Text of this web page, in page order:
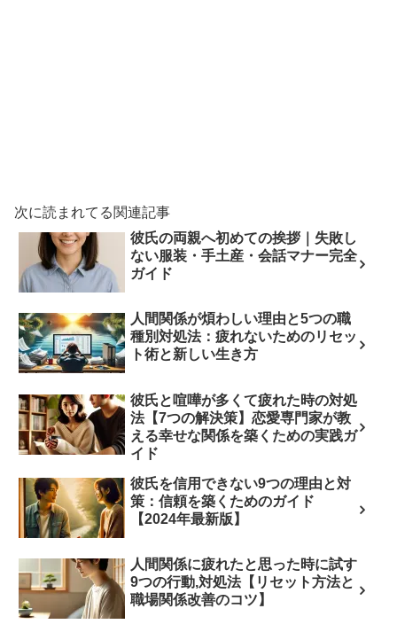
次に読まれてる関連記事
彼氏の両親へ初めての挨拶｜失敗し
ない服装・手土産・会話マナー完全
ガイド
人間関係が煩わしい理由と5つの職
種別対処法：疲れないためのリセッ
ト術と新しい生き方
彼氏と喧嘩が多くて疲れた時の対処
法【7つの解決策】恋愛専門家が教
える幸せな関係を築くための実践ガ
イド
彼氏を信用できない9つの理由と対
策：信頼を築くためのガイド
【2024年最新版】
人間関係に疲れたと思った時に試す
9つの行動,対処法【リセット方法と
職場関係改善のコツ】